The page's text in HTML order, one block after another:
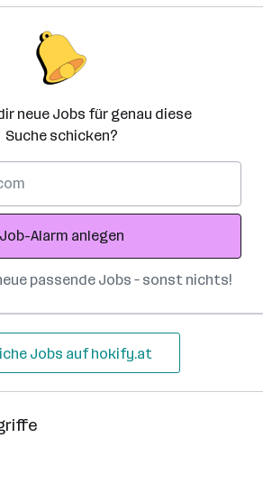
neue Jobs für genau diese
Suche schicken?
Job-Alarm anlegen
passende Jobs – sonst nichts!
Jobs auf hokify.at